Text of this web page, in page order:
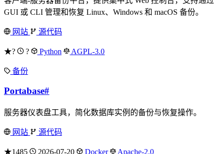
GUI 或 CLI 管理和恢复 Linux、Windows 和 macOS 备份。
网站 源代码
★? ? Python AGPL-3.0
备份
Portabase#
服务器仪表盘工具，简化数据库实例的备份与恢复操作。
网站 源代码
★1485 2026-07-20 Docker Apache-2.0